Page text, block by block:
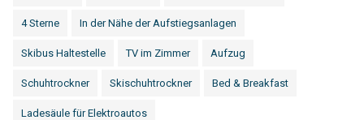
4 Sterne In der Nähe der Aufstiegsanlagen
Skibus Haltestelle TV im Zimmer Aufzug
Schuhtrockner Skischuhtrockner Bed & Breakfast
Ladesäule für Elektroautos